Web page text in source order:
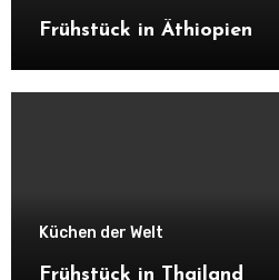
Frühstück in Äthiopien
Küchen der Welt
Frühstück in Thailand